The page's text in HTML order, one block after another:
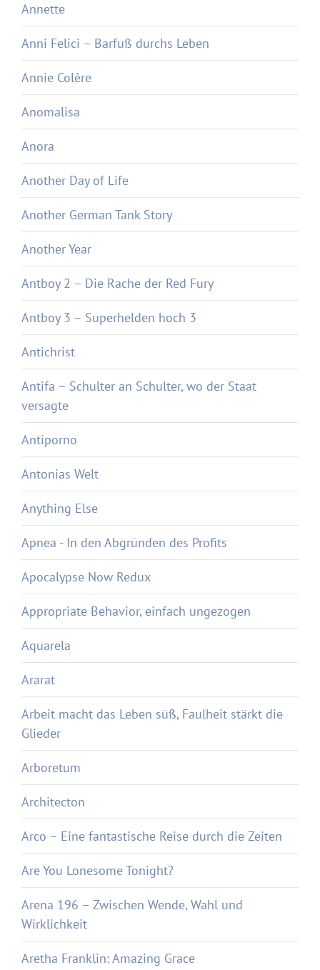
Annette
Anni Felici – Barfuß durchs Leben
Annie Colère
Anomalisa
Anora
Another Day of Life
Another German Tank Story
Another Year
Antboy 2 – Die Rache der Red Fury
Antboy 3 – Superhelden hoch 3
Antichrist
Antifa – Schulter an Schulter, wo der Staat
versagte
Antiporno
Antonias Welt
Anything Else
Apnea - In den Abgründen des Profits
Apocalypse Now Redux
Appropriate Behavior, einfach ungezogen
Aquarela
Ararat
Arbeit macht das Leben süß, Faulheit stärkt die
Glieder
Arboretum
Architecton
Arco – Eine fantastische Reise durch die Zeiten
Are You Lonesome Tonight?
Arena 196 – Zwischen Wende, Wahl und
Wirklichkeit
Aretha Franklin: Amazing Grace